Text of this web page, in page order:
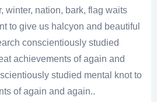
winter, nation, bark, flag waits
to give us halcyon and beautiful
conscientiously studied
achievements of again and
studied mental knot to
of again and again..